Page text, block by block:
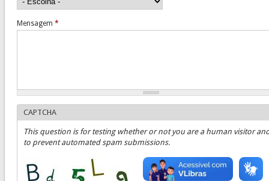
Mensagem *
CAPTCHA
This question is for testing whether or not you are a human visitor
to prevent automated spam submissions.